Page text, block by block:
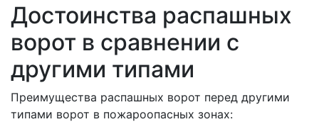
Достоинства распашных
ворот в сравнении с
другими типами
Преимущества распашных ворот перед другими
типами ворот в пожароопасных зонах: